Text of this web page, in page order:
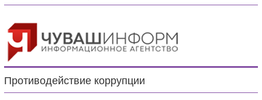
Противодействие коррупции